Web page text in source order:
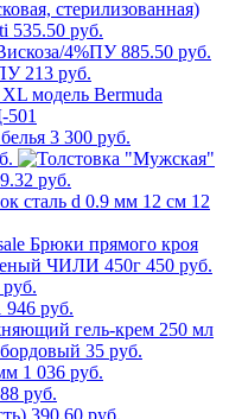
535.50 руб.
885.50 руб.
213 руб.
3 300 руб.
руб.
450 руб.
946 руб.
35 руб.
1 036 руб.
руб.